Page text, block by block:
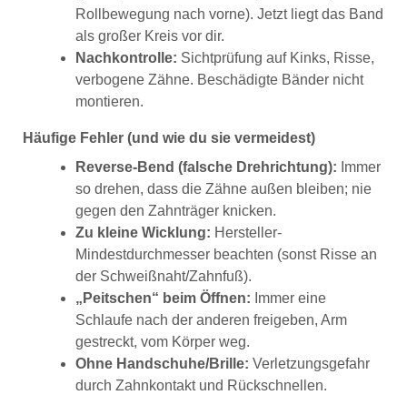
Rollbewegung nach vorne). Jetzt liegt das Band
als großer Kreis vor dir.
Nachkontrolle: Sichtprüfung auf Kinks, Risse,
verbogene Zähne. Beschädigte Bänder nicht
montieren.
Häufige Fehler (und wie du sie vermeidest)
Reverse-Bend (falsche Drehrichtung): Immer
so drehen, dass die Zähne außen bleiben; nie
gegen den Zahnträger knicken.
Zu kleine Wicklung: Hersteller-
Mindestdurchmesser beachten (sonst Risse an
der Schweißnaht/Zahnfuß).
„Peitschen“ beim Öffnen: Immer eine
Schlaufe nach der anderen freigeben, Arm
gestreckt, vom Körper weg.
Ohne Handschuhe/Brille: Verletzungsgefahr
durch Zahnkontakt und Rückschnellen.